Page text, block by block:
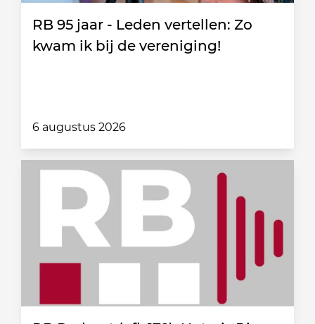
RB 95 jaar - Leden vertellen: Zo
kwam ik bij de vereniging!
6 augustus 2026